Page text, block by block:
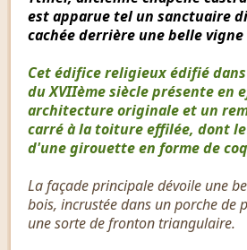
est apparue tel un sanctuaire
cachée derrière une belle vigne
Cet édifice religieux édifié
du XVIIème siècle présente en
architecture originale et un
carré à la toiture effilée, dont
d'une girouette en forme de
La façade principale dévoile une
bois, incrustée dans un porche de
une sorte de fronton triangulaire.